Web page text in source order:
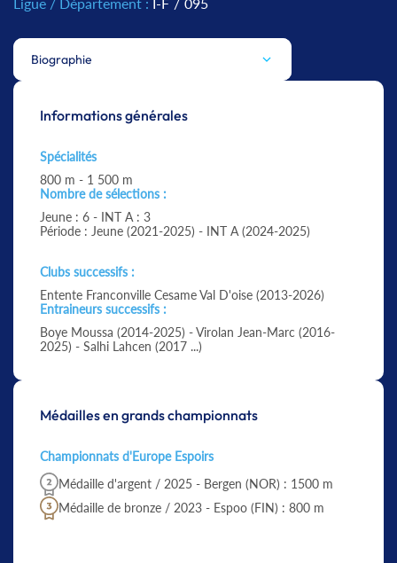
Biographie
Informations générales
Spécialités
800 m - 1 500 m
Nombre de sélections :
Jeune : 6 - INT A : 3
Période : Jeune (2021-2025) - INT A (2024-2025)
Clubs successifs :
Entente Franconville Cesame Val D'oise (2013-2026)
Entraineurs successifs :
Boye Moussa (2014-2025) - Virolan Jean-Marc (2016-
2025) - Salhi Lahcen (2017 ...)
Médailles en grands championnats
Championnats d'Europe Espoirs
Médaille d'argent / 2025 - Bergen (NOR) : 1500 m
Médaille de bronze / 2023 - Espoo (FIN) : 800 m